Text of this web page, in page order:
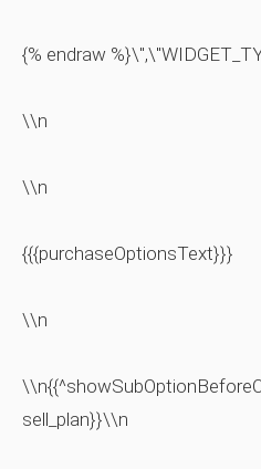
{% endraw
\\n
\\n
{{{purchaseOptionsText}}}
\\n
sell_plan}}\\n